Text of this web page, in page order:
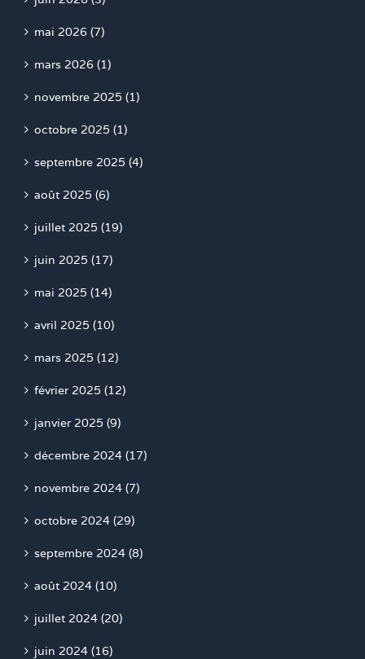
mai 2026 (7)
mars 2026 (1)
novembre 2025 (1)
octobre 2025 (1)
septembre 2025 (4)
août 2025 (6)
juillet 2025 (19)
juin 2025 (17)
mai 2025 (14)
avril 2025 (10)
mars 2025 (12)
février 2025 (12)
janvier 2025 (9)
décembre 2024 (17)
novembre 2024 (7)
octobre 2024 (29)
septembre 2024 (8)
août 2024 (10)
juillet 2024 (20)
juin 2024 (16)